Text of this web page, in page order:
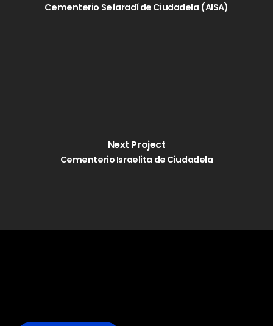
Cementerio Sefaradí de Ciudadela (AISA)
Next Project
Cementerio Israelita de Ciudadela